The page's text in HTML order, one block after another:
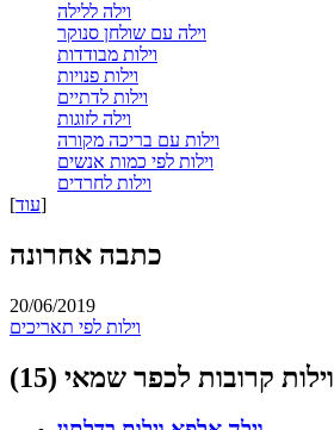
וילה ללילה
וילה עם שולחן סנוקר
וילות מבודדות
וילות פנויות
וילות לדתיים
וילה לזוגות
וילות עם בריכה מקורה
וילות לפי כמות אנשים
וילות לחרדים
[עוד]
כתבה אחרונה
20/06/2019
וילות לפי תאריכים
וילות קרובות לכפר שמאי (15)